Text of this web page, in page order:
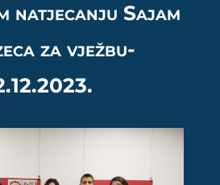
natjecanju Sajam
za vježbu-